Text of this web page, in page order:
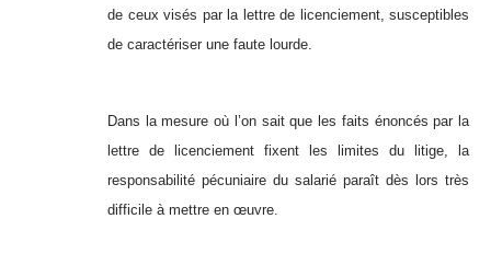
de ceux visés par la lettre de licenciement, susceptibles
de caractériser une faute lourde.
Dans la mesure où l’on sait que les faits énoncés par la
lettre de licenciement fixent les limites du litige, la
responsabilité pécuniaire du salarié paraît dès lors très
difficile à mettre en œuvre.